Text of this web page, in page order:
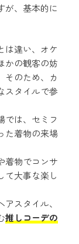
が、基本的に
は違い、オケ
かの観客の妨
そのため、カ
スタイルで参
では、セミフ
た着物の来場
着物でコンサ
て大事な楽し
スタイル、
推しコーデの